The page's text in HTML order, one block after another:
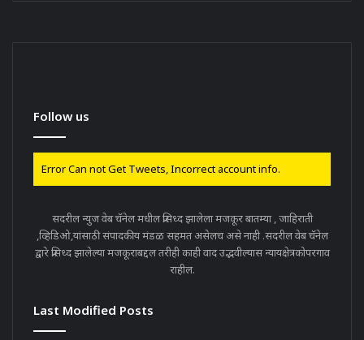
Follow us
Error Can not Get Tweets, Incorrect account info.
सदरील न्युज वेब चॅनेल मधील प्रसिध्द झालेला मजकूर बातम्या , जाहिराती
,व्हिडिओ,यांसाठी संपादकीय मंडळ सहमत असेलच असे नाही .सदरील वेब चॅनेल
द्वारे प्रसिध्द झालेल्या मजकूराबद्दल तरीही काही वाद उद्भवील्यास न्यायक्षेत्रकोपरगाव
राहील.
Last Modified Posts